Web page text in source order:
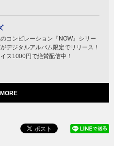
コンピレーション『NOW』シリー
デジタルアルバム限定でリリース！
ス1000円で絶賛配信中！
MORE